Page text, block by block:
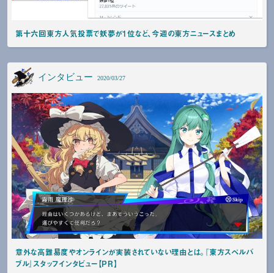
第十六回東方人気投票で妖夢が1位など、今週の東方ニュースまとめ
インタビュー 2020/03/27
意外な高難易度やオンラインが実装されていない理由とは。『東方スペルバ
ブル』スタッフインタビュー【PR】